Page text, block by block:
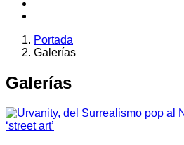
Portada
Galerías
Galerías